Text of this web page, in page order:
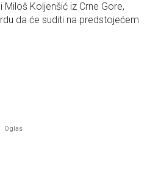
Koljenšić iz Crne Gore,
da će suditi na predstojećem